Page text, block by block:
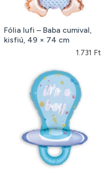
Fólia lufi – Baba cumival,
kisfiú, 49 × 74 cm
1.731 Ft